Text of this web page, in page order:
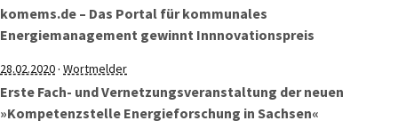
komems.de – Das Portal für kommunales
Energiemanagement gewinnt Innnovationspreis
28.02.2020· Wortmelder
Erste Fach- und Vernetzungsveranstaltung der neuen
»Kompetenzstelle Energieforschung in Sachsen«